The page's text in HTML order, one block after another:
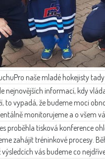
Pro naše mladé hokejisty
nejnovějších informací, kdy
to vypadá, že budeme moci
monitorujeme a o všem
proběhla tisková konference
zahájit tréninkové procesy.
výsledcích vás budeme co